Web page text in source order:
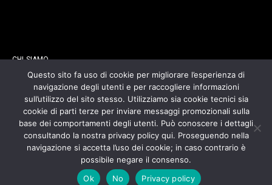
CHI SIAMO
CONTATTI
COOKIES POLICY
PRIVACY POLICY
Questo sito fa uso di cookie per migliorare l’esperienza di
navigazione degli utenti e per raccogliere informazioni
sull’utilizzo del sito stesso. Utilizziamo sia cookie tecnici sia
cookie di parti terze per inviare messaggi promozionali sulla
base dei comportamenti degli utenti. Può conoscere i dettagli
consultando la nostra privacy policy qui. Proseguendo nella
navigazione si accetta l’uso dei cookie; in caso contrario è
possibile negare il consenso.
Ok
No Privacy policy